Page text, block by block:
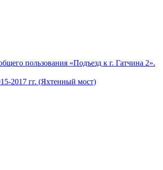
пользования «Подъезд к г. Гатчина 2».
2017 гг. (Яхтенный мост)